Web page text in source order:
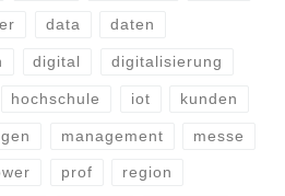
data daten
digital digitalisierung
hochschule iot kunden
management messe
prof region